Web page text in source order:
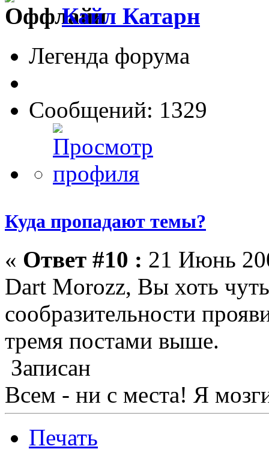
Кайл Катарн
Легенда форума
Сообщений: 1329
Куда пропадают темы?
« Ответ #10 : 21 Июнь
Dart Morozz, Вы хоть
сообразительности
тремя постами выше.
Записан
Всем - ни с места! Я
Печать